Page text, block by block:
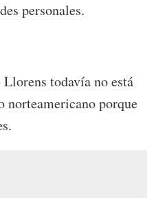
personales.
todavía no está
norteamericano porque